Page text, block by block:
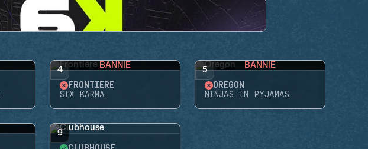
4 BANNIE
FRONTIÈRE
SIX KARMA
5 BANNIE
OREGON
NINJAS IN PYJAMAS
9